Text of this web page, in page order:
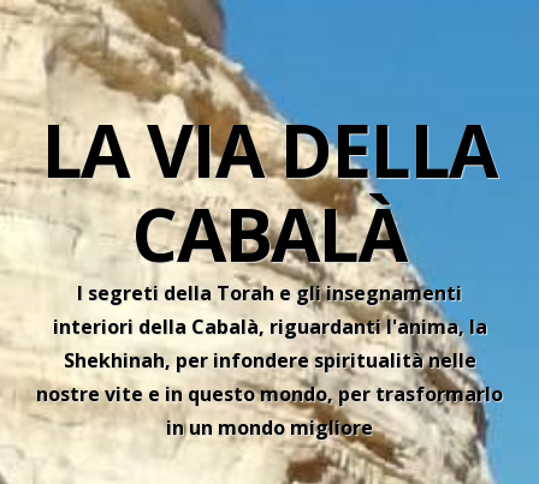
LA VIA DELLA
CABALÀ
I segreti della Torah e gli insegnamenti
interiori della Cabalà, riguardanti l'anima, la
Shekhinah, per infondere spiritualità nelle
nostre vite e in questo mondo, per trasformarlo
in un mondo migliore